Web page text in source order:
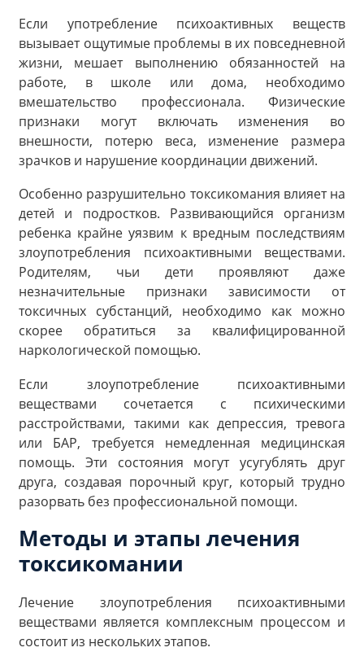
Если употребление психоактивных веществ
вызывает ощутимые проблемы в их повседневной
жизни, мешает выполнению обязанностей на
работе, в школе или дома, необходимо
вмешательство профессионала. Физические
признаки могут включать изменения во
внешности, потерю веса, изменение размера
зрачков и нарушение координации движений.
Особенно разрушительно токсикомания влияет на
детей и подростков. Развивающийся организм
ребенка крайне уязвим к вредным последствиям
злоупотребления психоактивными веществами.
Родителям, чьи дети проявляют даже
незначительные признаки зависимости от
токсичных субстанций, необходимо как можно
скорее обратиться за квалифицированной
наркологической помощью.
Если злоупотребление психоактивными
веществами сочетается с психическими
расстройствами, такими как депрессия, тревога
или БАР, требуется немедленная медицинская
помощь. Эти состояния могут усугублять друг
друга, создавая порочный круг, который трудно
разорвать без профессиональной помощи.
Методы и этапы лечения
токсикомании
Лечение злоупотребления психоактивными
веществами является комплексным процессом и
состоит из нескольких этапов.